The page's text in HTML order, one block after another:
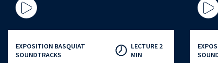
EXPOSITION BASQUIAT
SOUNDTRACKS
LECTURE 2
MIN